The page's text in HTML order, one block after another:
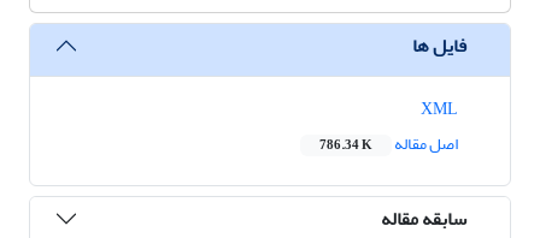
فایل ها
اصل مقاله
786.34 K
سابقه مقاله